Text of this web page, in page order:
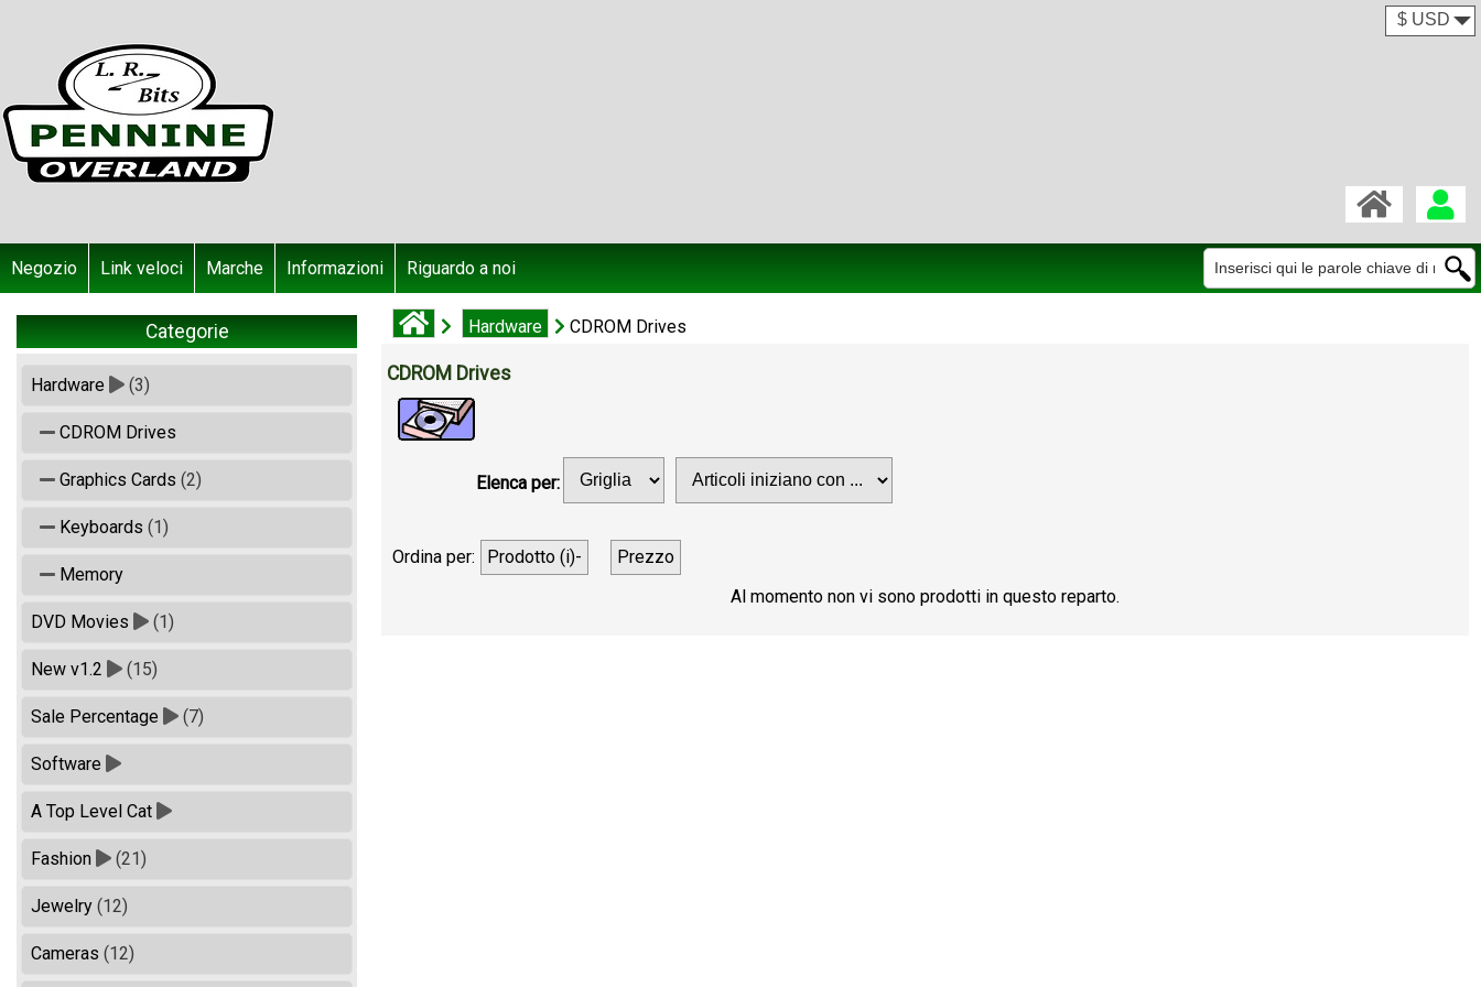
Negozio Link veloci Marche Informazioni Riguardo a noi
Categorie
Hardware (3)
CDROM Drives
Graphics Cards (2)
Keyboards (1)
Memory
DVD Movies (1)
New v1.2 (15)
Sale Percentage (7)
Software
A Top Level Cat
Fashion (21)
Jewelry (12)
Cameras (12)
Hardware CDROM Drives
CDROM Drives
Elenca per:
Ordina per: Prodotto (i)-
Prezzo
Al momento non vi sono prodotti in questo reparto.